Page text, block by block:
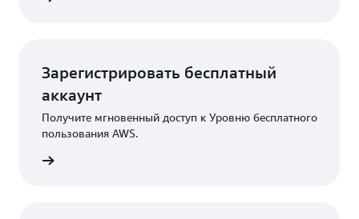
Зарегистрировать бесплатный
аккаунт
Получите мгновенный доступ к Уровню бесплатного
пользования AWS.